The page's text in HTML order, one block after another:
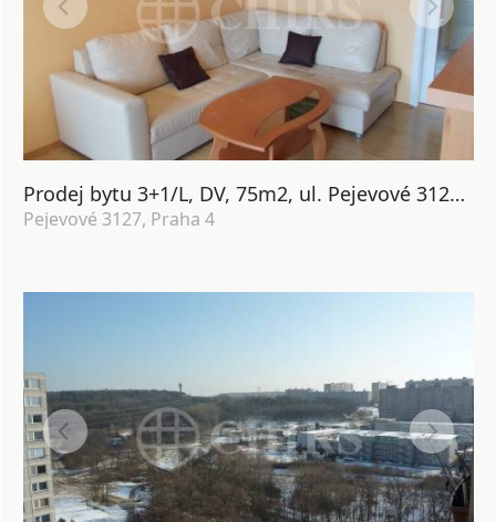
Prodej bytu 3+1/L, DV, 75m2, ul. Pejevové 3127/9, P-4 Modřany
Pejevové 3127, Praha 4